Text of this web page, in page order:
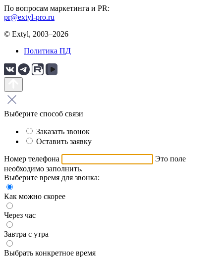
По вопросам маркетинга и PR:
pr@extyl-pro.ru
© Extyl, 2003–2026
Политика ПД
Выберите способ связи
Заказать звонок
Оставить заявку
Номер телефона
Это поле
необходимо заполнить.
Выберите время для звонка:
Как можно скорее
Через час
Завтра с утра
Выбрать конкретное время